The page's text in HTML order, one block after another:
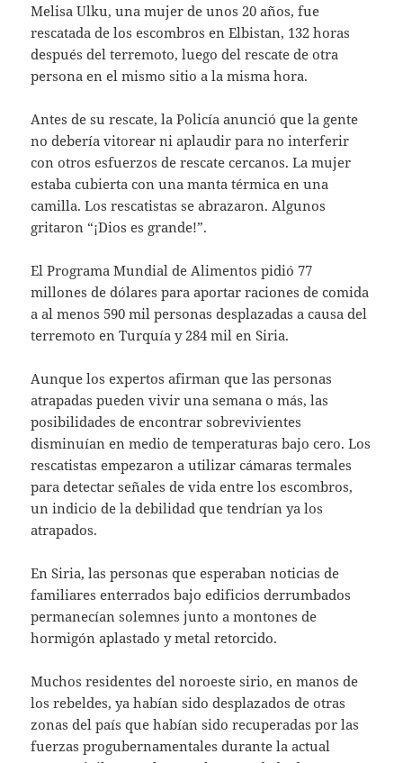
Melisa Ulku, una mujer de unos 20 años, fue
rescatada de los escombros en Elbistan, 132 horas
después del terremoto, luego del rescate de otra
persona en el mismo sitio a la misma hora.
Antes de su rescate, la Policía anunció que la gente
no debería vitorear ni aplaudir para no interferir
con otros esfuerzos de rescate cercanos. La mujer
estaba cubierta con una manta térmica en una
camilla. Los rescatistas se abrazaron. Algunos
gritaron “¡Dios es grande!”.
El Programa Mundial de Alimentos pidió 77
millones de dólares para aportar raciones de comida
a al menos 590 mil personas desplazadas a causa del
terremoto en Turquía y 284 mil en Siria.
Aunque los expertos afirman que las personas
atrapadas pueden vivir una semana o más, las
posibilidades de encontrar sobrevivientes
disminuían en medio de temperaturas bajo cero. Los
rescatistas empezaron a utilizar cámaras termales
para detectar señales de vida entre los escombros,
un indicio de la debilidad que tendrían ya los
atrapados.
En Siria, las personas que esperaban noticias de
familiares enterrados bajo edificios derrumbados
permanecían solemnes junto a montones de
hormigón aplastado y metal retorcido.
Muchos residentes del noroeste sirio, en manos de
los rebeldes, ya habían sido desplazados de otras
zonas del país que habían sido recuperadas por las
fuerzas progubernamentales durante la actual